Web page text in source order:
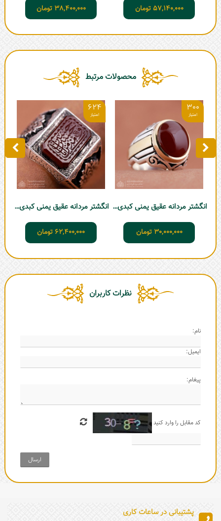
57,140,000 تومان 38,400,000 تومان
محصولات مرتبط
300
انگشتر مردانه عقیق یمنی کبدی شبکه
30,000,000 تومان
624
انگشتر مردانه عقیق یمنی کبدی T315
62,400,000 تومان
نظرات کاربران
نام:
ایمیل:
پیغام:
کد مقابل را وارد کنید
ارسال
پشتیبانی در ساعات کاری